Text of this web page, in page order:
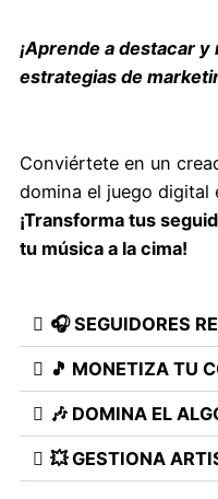
¡Aprende a destacar
estrategias de
Conviértete en un
domina el juego digital
¡Transforma tus
tu música a la cima!
🎧 SEGUIDORES
🎵 MONETIZA TU
🎶 DOMINA EL
💥 GESTIONA